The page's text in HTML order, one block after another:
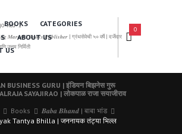
𝑴𝒂𝒓𝒂𝒕𝒉𝒊 𝑩𝒐𝒐𝒌𝒔 𝑷𝒖𝒃𝒍𝒊𝒔𝒉𝒆𝒓 | ग्रंथसेवेची ५० वर्षे | दर्जेदार
उत्तम निर्मिती
BOOKS
CATEGORIES
ABOUT US
US
0
BUSINESS GURU | इंडियन बिझनेस गुरू
SAYAJIRAO | लोकपाळ राजा सयाजीराव
Books
𝑩𝒂𝒃𝒂 𝑩𝒉𝒂𝒏𝒅 | बाबा भांड
Tantya Bhilla | जननायक तंट्या भिल्ल